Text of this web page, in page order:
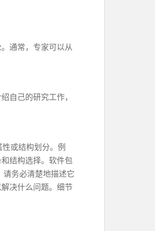
通常，专家可以从
自己的研究工作，
或结构划分。例
结构选择。软件包
务必清楚地描述它
决什么问题。细节